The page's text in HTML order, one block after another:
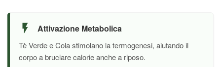
Attivazione Metabolica
Tè Verde e Cola stimolano la termogenesi, aiutando il
corpo a bruciare calorie anche a riposo.